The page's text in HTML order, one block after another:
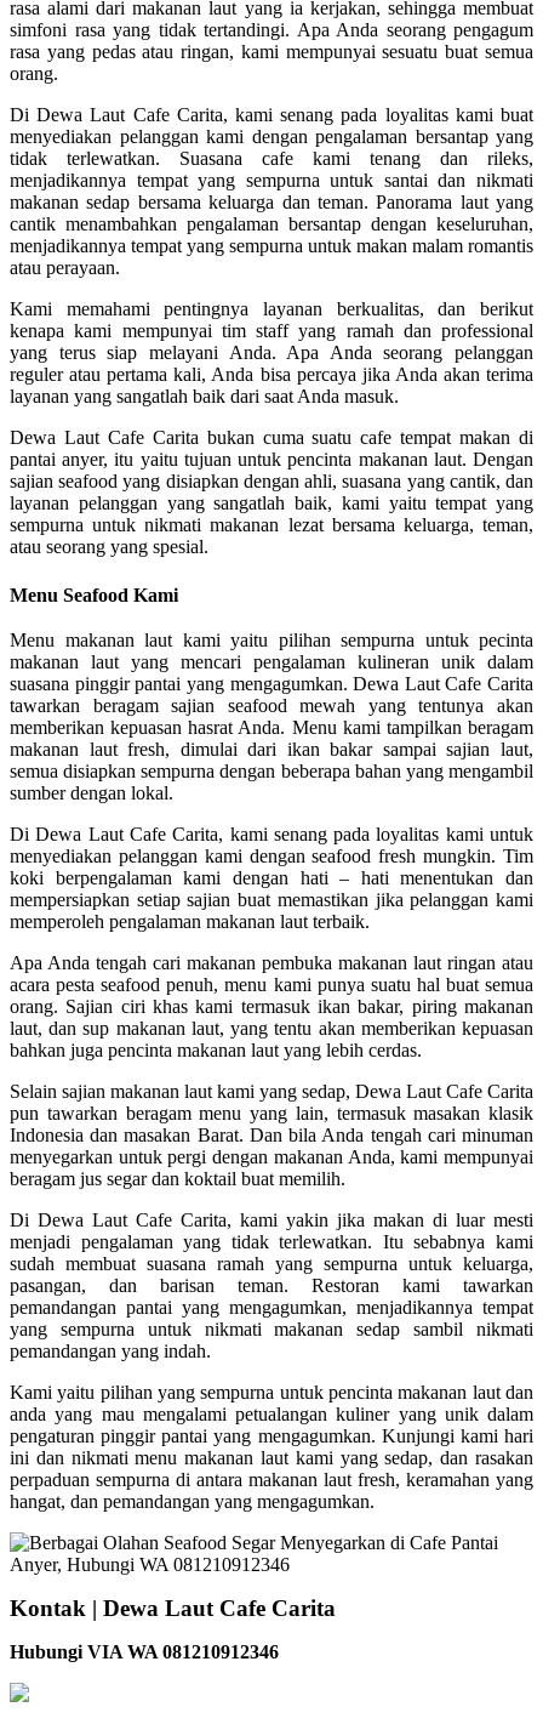
rasa alami dari makanan laut yang ia kerjakan, sehingga membuat
simfoni rasa yang tidak tertandingi. Apa Anda seorang pengagum
rasa yang pedas atau ringan, kami mempunyai sesuatu buat semua
orang.
Di Dewa Laut Cafe Carita, kami senang pada loyalitas kami buat
menyediakan pelanggan kami dengan pengalaman bersantap yang
tidak terlewatkan. Suasana cafe kami tenang dan rileks,
menjadikannya tempat yang sempurna untuk santai dan nikmati
makanan sedap bersama keluarga dan teman. Panorama laut yang
cantik menambahkan pengalaman bersantap dengan keseluruhan,
menjadikannya tempat yang sempurna untuk makan malam romantis
atau perayaan.
Kami memahami pentingnya layanan berkualitas, dan berikut
kenapa kami mempunyai tim staff yang ramah dan professional
yang terus siap melayani Anda. Apa Anda seorang pelanggan
reguler atau pertama kali, Anda bisa percaya jika Anda akan terima
layanan yang sangatlah baik dari saat Anda masuk.
Dewa Laut Cafe Carita bukan cuma suatu cafe tempat makan di
pantai anyer, itu yaitu tujuan untuk pencinta makanan laut. Dengan
sajian seafood yang disiapkan dengan ahli, suasana yang cantik, dan
layanan pelanggan yang sangatlah baik, kami yaitu tempat yang
sempurna untuk nikmati makanan lezat bersama keluarga, teman,
atau seorang yang spesial.
Menu Seafood Kami
Menu makanan laut kami yaitu pilihan sempurna untuk pecinta
makanan laut yang mencari pengalaman kulineran unik dalam
suasana pinggir pantai yang mengagumkan. Dewa Laut Cafe Carita
tawarkan beragam sajian seafood mewah yang tentunya akan
memberikan kepuasan hasrat Anda. Menu kami tampilkan beragam
makanan laut fresh, dimulai dari ikan bakar sampai sajian laut,
semua disiapkan sempurna dengan beberapa bahan yang mengambil
sumber dengan lokal.
Di Dewa Laut Cafe Carita, kami senang pada loyalitas kami untuk
menyediakan pelanggan kami dengan seafood fresh mungkin. Tim
koki berpengalaman kami dengan hati – hati menentukan dan
mempersiapkan setiap sajian buat memastikan jika pelanggan kami
memperoleh pengalaman makanan laut terbaik.
Apa Anda tengah cari makanan pembuka makanan laut ringan atau
acara pesta seafood penuh, menu kami punya suatu hal buat semua
orang. Sajian ciri khas kami termasuk ikan bakar, piring makanan
laut, dan sup makanan laut, yang tentu akan memberikan kepuasan
bahkan juga pencinta makanan laut yang lebih cerdas.
Selain sajian makanan laut kami yang sedap, Dewa Laut Cafe Carita
pun tawarkan beragam menu yang lain, termasuk masakan klasik
Indonesia dan masakan Barat. Dan bila Anda tengah cari minuman
menyegarkan untuk pergi dengan makanan Anda, kami mempunyai
beragam jus segar dan koktail buat memilih.
Di Dewa Laut Cafe Carita, kami yakin jika makan di luar mesti
menjadi pengalaman yang tidak terlewatkan. Itu sebabnya kami
sudah membuat suasana ramah yang sempurna untuk keluarga,
pasangan, dan barisan teman. Restoran kami tawarkan
pemandangan pantai yang mengagumkan, menjadikannya tempat
yang sempurna untuk nikmati makanan sedap sambil nikmati
pemandangan yang indah.
Kami yaitu pilihan yang sempurna untuk pencinta makanan laut dan
anda yang mau mengalami petualangan kuliner yang unik dalam
pengaturan pinggir pantai yang mengagumkan. Kunjungi kami hari
ini dan nikmati menu makanan laut kami yang sedap, dan rasakan
perpaduan sempurna di antara makanan laut fresh, keramahan yang
hangat, dan pemandangan yang mengagumkan.
Kontak | Dewa Laut Cafe Carita
Hubungi VIA WA 081210912346